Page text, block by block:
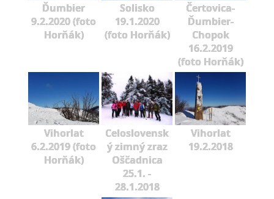
Ďumbier
9.2.2020 (foto
Horňák)
Solisko
19.1.2020
(foto Horňák)
Čertovica-
Ďumbier-
Chopok
16.2.2019
(foto Horňák)
Vihorlat
6.2.2019 (foto
Horňák)
Celoslovensk
ý zimný zraz
Oščadnica
25.1. -
28.1.2018
Vihorlat
19.2.2018